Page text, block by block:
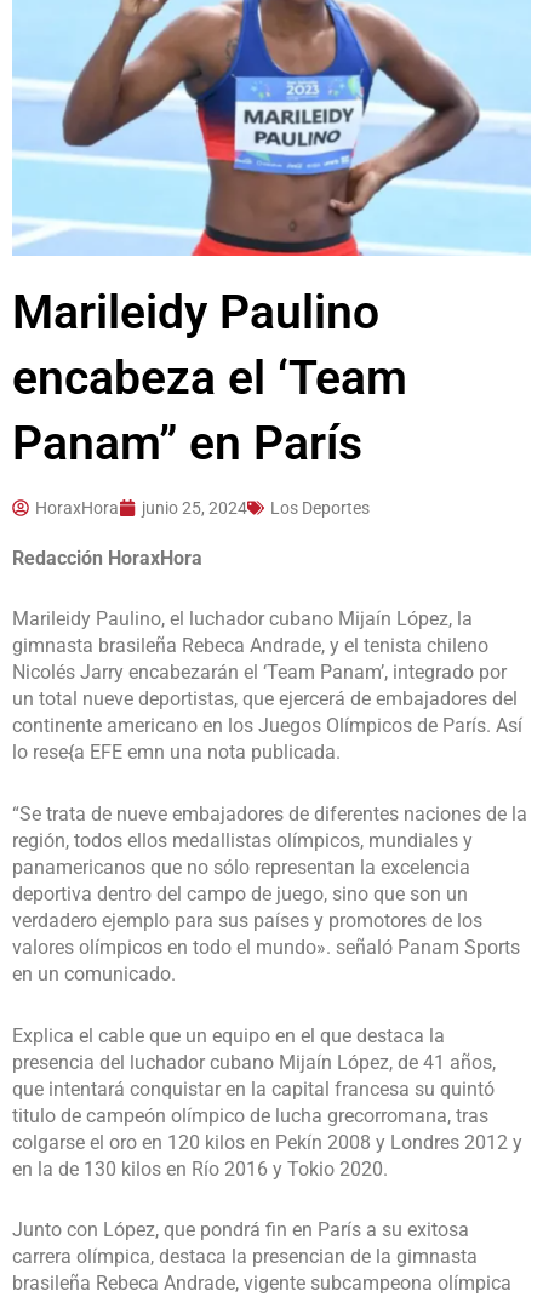
Marileidy Paulino
encabeza el ‘Team
Panam” en París
HoraxHora junio 25, 2024 Los Deportes
Redacción HoraxHora
Marileidy Paulino, el luchador cubano Mijaín López, la
gimnasta brasileña Rebeca Andrade, y el tenista chileno
Nicolés Jarry encabezarán el ‘Team Panam’, integrado por
un total nueve deportistas, que ejercerá de embajadores del
continente americano en los Juegos Olímpicos de París. Así
lo rese{a EFE emn una nota publicada.
“Se trata de nueve embajadores de diferentes naciones de la
región, todos ellos medallistas olímpicos, mundiales y
panamericanos que no sólo representan la excelencia
deportiva dentro del campo de juego, sino que son un
verdadero ejemplo para sus países y promotores de los
valores olímpicos en todo el mundo». señaló Panam Sports
en un comunicado.
Explica el cable que un equipo en el que destaca la
presencia del luchador cubano Mijaín López, de 41 años,
que intentará conquistar en la capital francesa su quintó
titulo de campeón olímpico de lucha grecorromana, tras
colgarse el oro en 120 kilos en Pekín 2008 y Londres 2012 y
en la de 130 kilos en Río 2016 y Tokio 2020.
Junto con López, que pondrá fin en París a su exitosa
carrera olímpica, destaca la presencian de la gimnasta
brasileña Rebeca Andrade, vigente subcampeona olímpica